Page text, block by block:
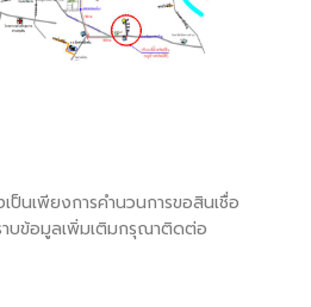
นเพียงการคำนวนการขอสินเชื่อ
บข้อมูลเพิ่มเติมกรุณาติดต่อ